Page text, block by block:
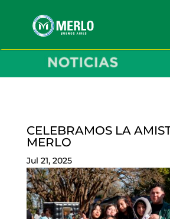
CELEBRAMOS LA
MERLO
Jul 21, 2025